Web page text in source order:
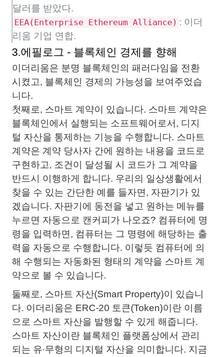
달러를 받았다.
EEA(Enterprise Ethereum Alliance) : 이더
리움 기업 연합.
3.에필로그 - 블록체인 경제를 향해
이더리움은 분명 블록체인의 패러다임을 전환
시켰고, 블록체인 경제의 가능성을 보여주었습
니다.
첫째로, 스마트 계약이 있습니다. 스마트 계약은
블록체인에서 실행되는 소프트웨어로서, 디지
털 자산을 통제하는 기능을 수행합니다. 스마트
계약은 계약 당사자 간에 원하는 내용을 코드로
구현하고, 조건이 달성될 시 코드가 그 계약을
반드시 이행하게 합니다. 우리의 일상생활에서
찾을 수 있는 간단한 예를 들자면, 자판기가 있
겠습니다. 자판기에 동전을 넣고 원하는 메뉴를
누르면 자동으로 캔커피가 나오죠? 컴퓨터에 명
령을 입력하면, 컴퓨터는 그 명령에 해당하는 출
력을 자동으로 수행합니다. 이렇듯 컴퓨터에 의
해 수행되는 자동화된 형태의 계약을 스마트 계
약으로 볼 수 있습니다.
둘째로, 스마트 자산(Smart Property)이 있습니
다. 이더리움은 ERC-20 토큰(Token)이란 이름
으로 스마트 자산을 발행할 수 있게 해줍니다.
스마트 자산이란 블록체인 플랫폼상에서 관리
되는 유∙무형의 디지털 자산을 의미합니다. 지금